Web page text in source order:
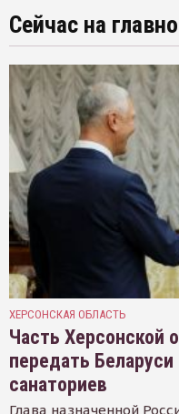
Сейчас на
ХЕРСОНСКАЯ ОБЛАСТЬ
Часть Херсонской
передать
санаториев
Глава назначенной